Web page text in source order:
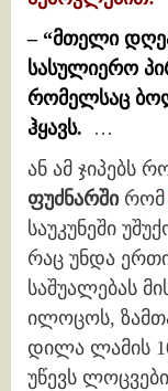
– “მთელი
სასულიერო
რომელსაც
ჰყავს. …
ან ამ ჯიპებს
ფუძნარშირომ
საუკუნეში
რაც უნდა
საშუალებას
ილოცოს,
დილა ლამის
უწევს